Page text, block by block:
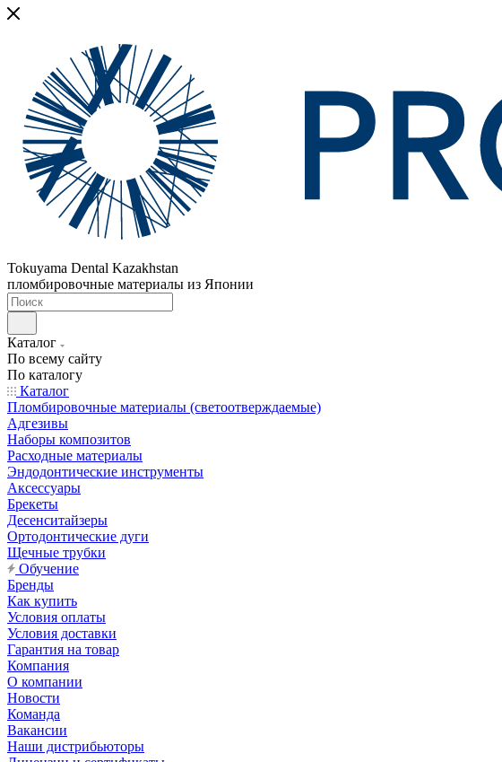
Tokuyama Dental Kazakhstan
пломбировочные материалы из Японии
Каталог
По всему сайту
По каталогу
Каталог
Пломбировочные материалы (светоотверждаемые)
Адгезивы
Наборы композитов
Расходные материалы
Эндодонтические инструменты
Аксессуары
Брекеты
Десенситайзеры
Ортодонтические дуги
Щечные трубки
Обучение
Бренды
Как купить
Условия оплаты
Условия доставки
Гарантия на товар
Компания
О компании
Новости
Команда
Вакансии
Наши дистрибьюторы